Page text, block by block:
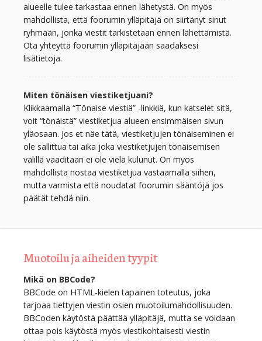
alueelle tulee tarkastaa ennen lähetystä. On myös
mahdollista, että foorumin ylläpitäjä on siirtänyt sinut
ryhmään, jonka viestit tarkistetaan ennen lähettämistä.
Ota yhteyttä foorumin ylläpitäjään saadaksesi
lisätietoja.
Miten tönäisen viestiketjuani?
Klikkaamalla “Tönaise viestiä” -linkkiä, kun katselet sitä,
voit “tönäistä” viestiketjua alueen ensimmäisen sivun
yläosaan. Jos et näe tätä, viestiketjujen tönäiseminen ei
ole sallittua tai aika joka viestiketjujen tönäisemisen
välillä vaaditaan ei ole vielä kulunut. On myös
mahdollista nostaa viestiketjua vastaamalla siihen,
mutta varmista että noudatat foorumin sääntöjä jos
päätät tehdä niin.
Muotoilu ja aiheiden tyypit
Mikä on BBCode?
BBCode on HTML-kielen tapainen toteutus, joka
tarjoaa tiettyjen viestin osien muotoilumahdollisuuden.
BBCoden käytöstä päättää ylläpitäjä, mutta se voidaan
ottaa pois käytöstä myös viestikohtaisesti viestin